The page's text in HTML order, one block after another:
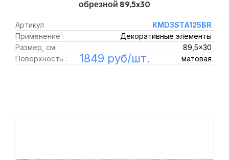
обрезной 89,5x30
Артикул
KMD3STA125BR
Применение :
Декоративные элементы
Размер, см :
89,5x30
Поверхность :
матовая
1849 руб/шт.